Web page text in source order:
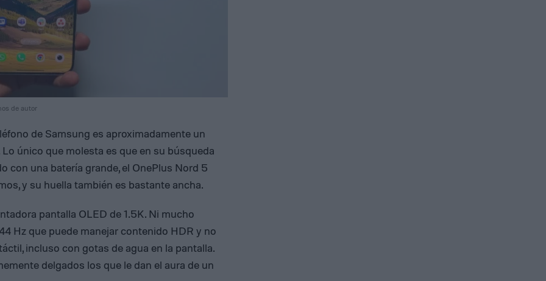
de autor
de Samsung es aproximadamente un
único que molesta es que en su búsqueda
con una batería grande, el OnePlus Nord 5
y su huella también es bastante ancha.
pantalla OLED de 1.5K. Ni mucho
Hz que puede manejar contenido HDR y no
incluso con gotas de agua en la pantalla.
delgados los que le dan el aura de un